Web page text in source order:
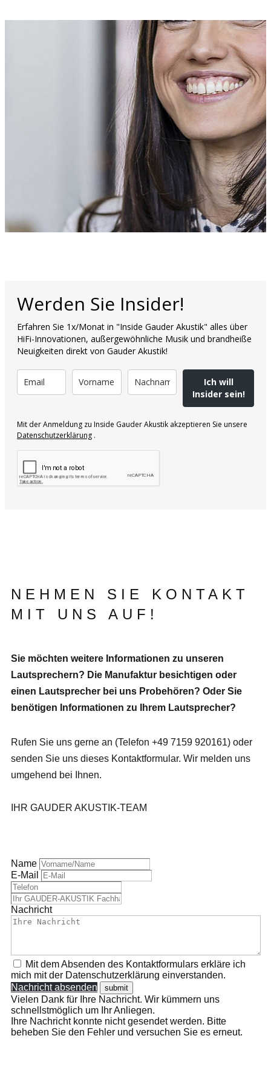
Werden Sie Insider!
Erfahren Sie 1x/Monat in "Inside Gauder Akustik" alles über
HiFi-Innovationen, außergewöhnliche Musik und brandheiße
Neuigkeiten direkt von Gauder Akustik!
Ich will
Insider sein!
Mit der Anmeldung zu Inside Gauder Akustik akzeptieren Sie unsere
Datenschutzerklärung .
NEHMEN SIE KONTAKT
MIT UNS AUF!
Sie möchten weitere Informationen zu unseren
Lautsprechern? Die Manufaktur besichtigen oder
einen Lautsprecher bei uns Probehören? Oder Sie
benötigen Informationen zu Ihrem Lautsprecher?
Rufen Sie uns gerne an (Telefon +49 7159 920161) oder
senden Sie uns dieses Kontaktformular. Wir melden uns
umgehend bei Ihnen.
IHR GAUDER AKUSTIK-TEAM
Name
E-Mail
Nachricht
Mit dem Absenden des Kontaktformulars erkläre ich
mich mit der Datenschutzerklärung einverstanden.
Nachricht absenden
Vielen Dank für Ihre Nachricht. Wir kümmern uns
schnellstmöglich um Ihr Anliegen.
Ihre Nachricht konnte nicht gesendet werden. Bitte
beheben Sie den Fehler und versuchen Sie es erneut.